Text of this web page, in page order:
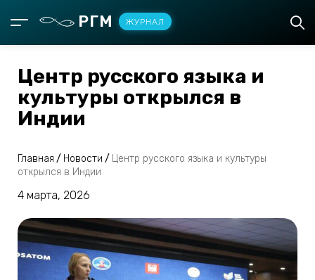
РГМ ЖУРНАЛ
Центр русского языка и
культуры открылся в
Индии
Главная / Новости / Центр русского языка и культуры
открылся в Индии
4 марта, 2026